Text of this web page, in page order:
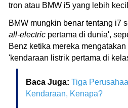
tron atau BMW i5 yang lebih
BMW mungkin benar tentang i7
all-electric pertama di dunia',
Benz ketika mereka
'kendaraan listrik pertama di
Baca Juga: Tiga
Kendaraan, Kenapa?